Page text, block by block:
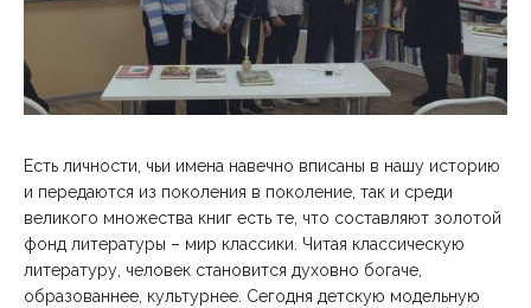
Есть личности, чьи имена навечно вписаны в нашу историю
и передаются из поколения в поколение, так и среди
великого множества книг есть те, что составляют золотой
фонд литературы – мир классики. Читая классическую
литературу, человек становится духовно богаче,
образованнее, культурнее. Сегодня детскую модельную